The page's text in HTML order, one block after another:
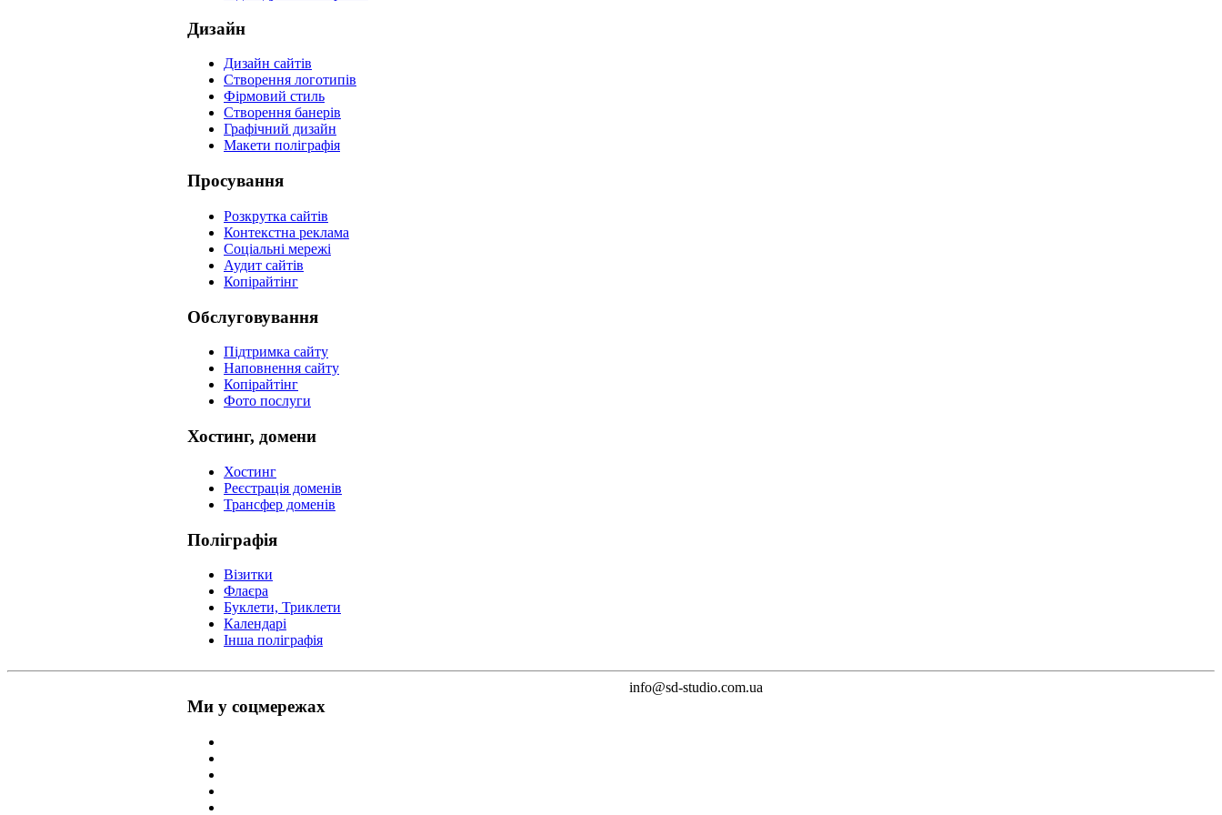
Дизайн
Дизайн сайтів
Створення логотипів
Фірмовий стиль
Створення банерів
Графічний дизайн
Макети поліграфія
Просування
Розкрутка сайтів
Контекстна реклама
Соціальні мережі
Аудит сайтів
Копірайтінг
Обслуговування
Підтримка сайту
Наповнення сайту
Копірайтінг
Фото послуги
Хостинг, домени
Хостинг
Реєстрація доменів
Трансфер доменів
Поліграфія
Візитки
Флаєра
Буклети, Триклети
Календарі
Інша поліграфія
Ми у соцмережах
info@sd-studio.com.ua